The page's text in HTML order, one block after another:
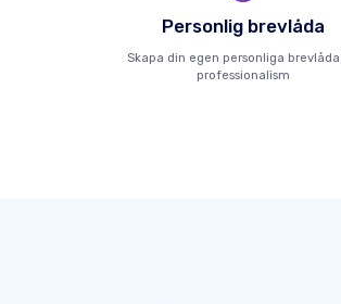
Personlig brevlåda
Skapa din egen personliga
professionalism